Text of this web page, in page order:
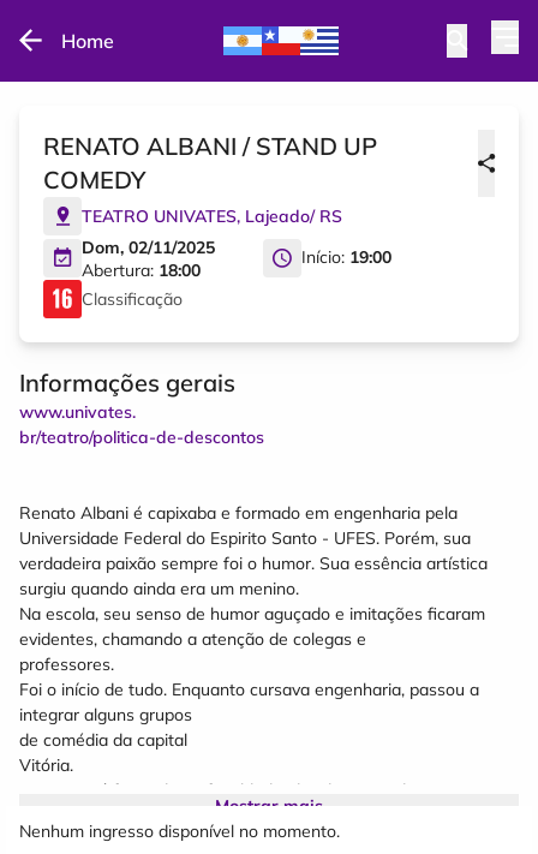
Home
RENATO ALBANI / STAND UP
COMEDY
TEATRO UNIVATES, Lajeado/ RS
Dom, 02/11/2025
Abertura: 18:00
Início: 19:00
Classificação
Informações gerais
www.univates.
br/teatro/politica-de-descontos
Renato Albani é capixaba e formado em engenharia pela
Universidade Federal do Espirito Santo - UFES. Porém, sua
verdadeira paixão sempre foi o humor. Sua essência artística
surgiu quando ainda era um menino.
Na escola, seu senso de humor aguçado e imitações ficaram
evidentes, chamando a atenção de colegas e
professores.
Foi o início de tudo. Enquanto cursava engenharia, passou a
integrar alguns grupos
de comédia da capital
Vitória.
Em 2014, já formado na faculdade, decidiu se mudar para a
E deu certo!
Mostrar mais
Nenhum ingresso disponível no momento.